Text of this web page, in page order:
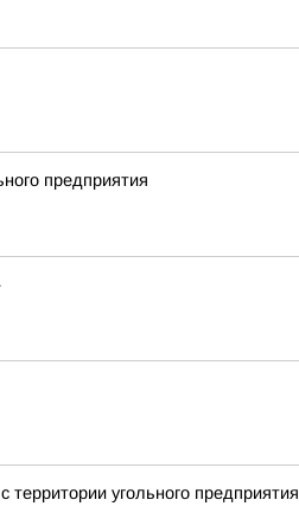
предприятия
угольного предприятия